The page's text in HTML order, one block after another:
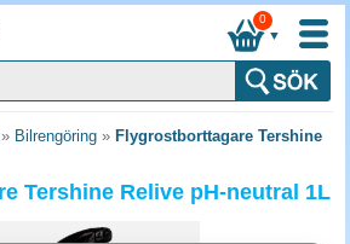
▼
0
» Bilrengöring » Flygrostborttagare Tershine
Tershine Relive pH-neutral 1L